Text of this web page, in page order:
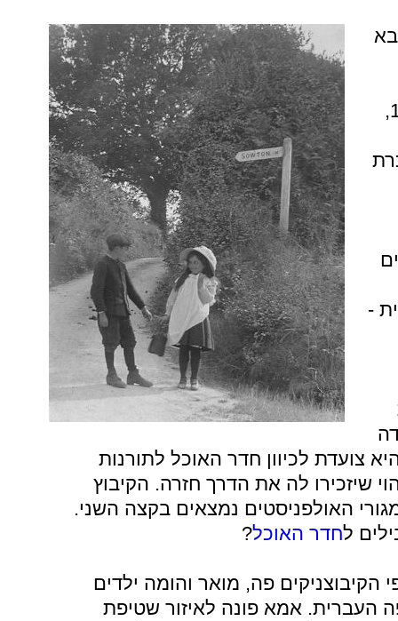
. השנה 1974,
-
צועדת לכיוון חדר האוכל לתורנות
שיזכירו לה את הדרך חזרה. הקיבוץ
האולפניסטים נמצאים בקצה השני.
לחדר האוכל?
פה, מואר והומה ילדים
העברית. אמא פונה לאיזור שטיפת